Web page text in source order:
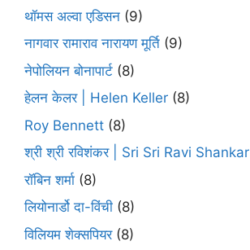
थॉमस अल्वा एडिसन (9)
नागवार रामाराव नारायण मूर्ति (9)
नेपोलियन बोनापार्ट (8)
हेलन केलर | Helen Keller (8)
Roy Bennett (8)
श्री श्री रविशंकर | Sri Sri Ravi Shankar
रॉबिन शर्मा (8)
लियोनार्डो दा-विंची (8)
विलियम शेक्सपियर(8)